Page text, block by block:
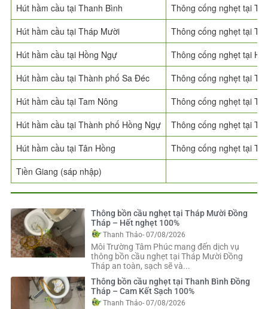
Hút hầm cầu tại Thanh Bình
Thông cống nghẹt tại
Hút hầm cầu tại Tháp Mười
Thông cống nghẹt tại
Hút hầm cầu tại Hồng Ngự
Thông cống nghẹt tại
Hút hầm cầu tại Thành phố Sa Đéc
Thông cống nghẹt tại
Hút hầm cầu tại Tam Nông
Thông cống nghẹt tại
Hút hầm cầu tại Thành phố Hồng Ngự
Thông cống nghẹt tại
Hút hầm cầu tại Tân Hồng
Thông cống nghẹt tại
Tiền Giang (sáp nhập)
Thông bồn cầu nghẹt tại Tháp Mười Đồng
Tháp – Hết nghẹt 100%
Thanh Thảo- 07/08/2026
Môi Trường Tâm Phúc mang đến dịch vụ
thông bồn cầu nghẹt tại Tháp Mười Đồng
Tháp an toàn, sạch sẽ và...
Thông bồn cầu nghẹt tại Thanh Bình Đồng
Tháp – Cam Kết Sạch 100%
Thanh Thảo- 07/08/2026